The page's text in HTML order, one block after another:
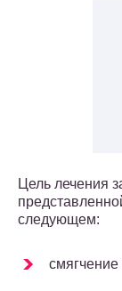
Цель лечения
следующем:
смягчение